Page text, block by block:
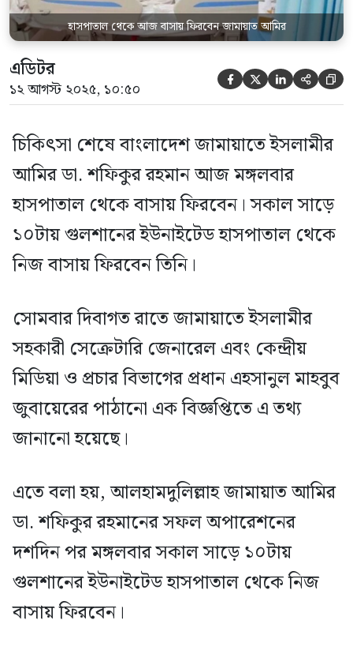
হাসপাতাল থেকে আজ বাসায় ফিরবেন জামায়াত আমির
এডিটর
১২ আগস্ট ২০২৫, ১০:৫০     
চিকিৎসা শেষে বাংলাদেশ জামায়াতে ইসলামীর
আমির ডা. শফিকুর রহমান আজ মঙ্গলবার
হাসপাতাল থেকে বাসায় ফিরবেন। সকাল সাড়ে
১০টায় গুলশানের ইউনাইটেড হাসপাতাল থেকে
নিজ বাসায় ফিরবেন তিনি।
সোমবার দিবাগত রাতে জামায়াতে ইসলামীর
সহকারী সেক্রেটারি জেনারেল এবং কেন্দ্রীয়
মিডিয়া ও প্রচার বিভাগের প্রধান এহসানুল মাহবুব
জুবায়েরের পাঠানো এক বিজ্ঞপ্তিতে এ তথ্য
জানানো হয়েছে।
এতে বলা হয়, আলহামদুলিল্লাহ জামায়াত আমির
ডা. শফিকুর রহমানের সফল অপারেশনের
দশদিন পর মঙ্গলবার সকাল সাড়ে ১০টায়
গুলশানের ইউনাইটেড হাসপাতাল থেকে নিজ
বাসায় ফিরবেন।